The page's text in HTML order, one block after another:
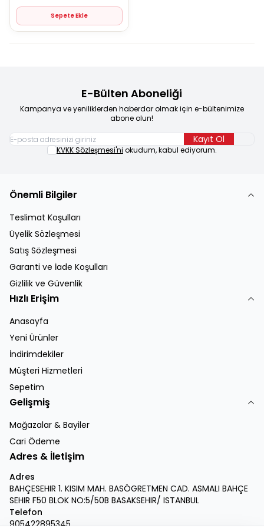
Sepete Ekle
E-Bülten Aboneliği
Kampanya ve yeniliklerden haberdar olmak için e-bültenimize
abone olun!
Kayıt Ol
KVKK Sözleşmesi'ni okudum, kabul ediyorum.
Önemli Bilgiler
Teslimat Koşulları
Üyelik Sözleşmesi
Satış Sözleşmesi
Garanti ve İade Koşulları
Gizlilik ve Güvenlik
Hızlı Erişim
Anasayfa
Yeni Ürünler
İndirimdekiler
Müşteri Hizmetleri
Sepetim
Gelişmiş
Mağazalar & Bayiler
Cari Ödeme
Adres & İletişim
Adres
BAHÇESEHIR 1. KISIM MAH. BASÖGRETMEN CAD. ASMALI BAHÇE
SEHIR F50 BLOK NO:5/50B BASAKSEHIR/ ISTANBUL
Telefon
905422895345